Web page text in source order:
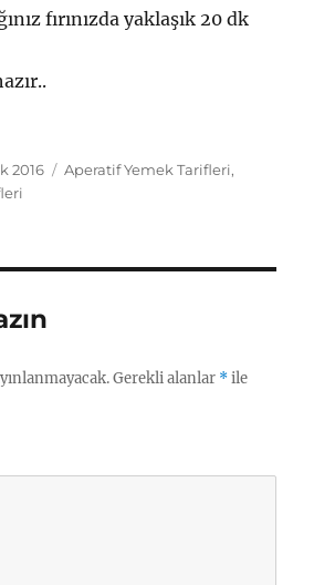
fırınızda yaklaşık 20 dk
2016 Kategoriler
Aperatif Yemek Tarifleri,
Gerekli alanlar *ile